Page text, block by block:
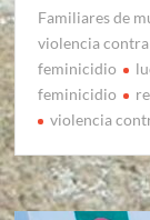
Familiares de
violencia
feminicidio
feminicidio
violencia